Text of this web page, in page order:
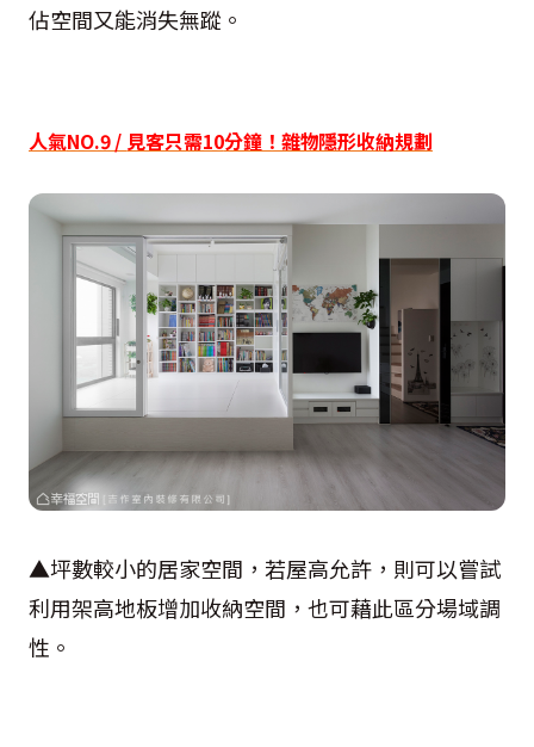
佔空間又能消失無蹤。
人氣NO.9 / 見客只需10分鐘！雜物隱形收納規劃
▲坪數較小的居家空間，若屋高允許，則可以嘗試
利用架高地板增加收納空間，也可藉此區分場域調
性。